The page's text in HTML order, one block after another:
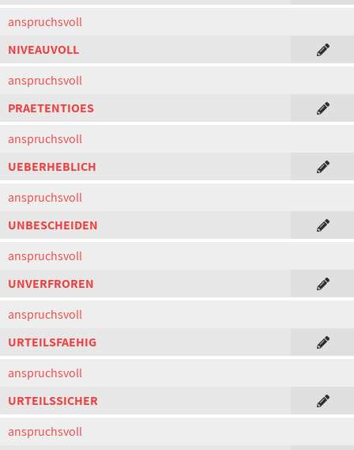
anspruchsvoll
NIVEAUVOLL
anspruchsvoll
PRAETENTIOES
anspruchsvoll
UEBERHEBLICH
anspruchsvoll
UNBESCHEIDEN
anspruchsvoll
UNVERFROREN
anspruchsvoll
URTEILSFAEHIG
anspruchsvoll
URTEILSSICHER
anspruchsvoll